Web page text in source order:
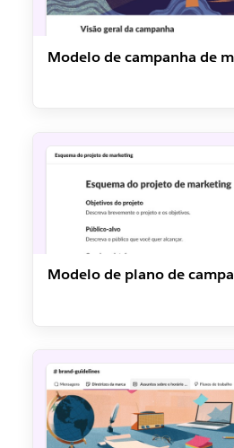
Modelo de campanha de
Modelo de plano de